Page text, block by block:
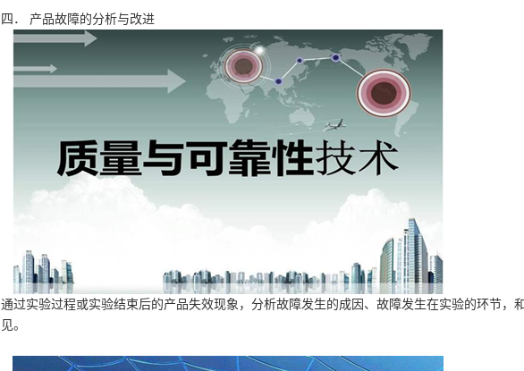
四． 产品故障的分析与改进
通过实验过程或实验结束后的产品失效现象，分析故障发生的成因、故障发生在实验的环节，
见。